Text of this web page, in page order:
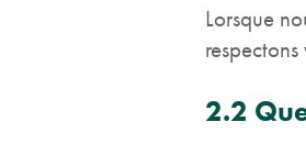
Lorsque
2.2